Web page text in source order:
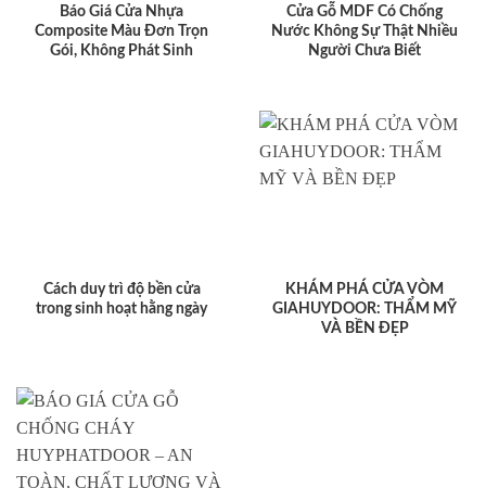
Báo Giá Cửa Nhựa
Composite Màu Đơn Trọn
Gói, Không Phát Sinh
Cửa Gỗ MDF Có Chống
Nước Không Sự Thật Nhiều
Người Chưa Biết
Cách duy trì độ bền cửa
trong sinh hoạt hằng ngày
KHÁM PHÁ CỬA VÒM
GIAHUYDOOR: THẨM MỸ
VÀ BỀN ĐẸP